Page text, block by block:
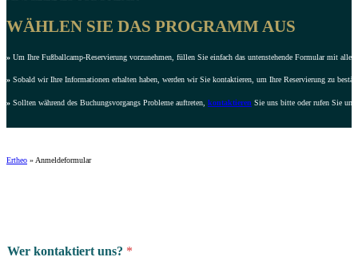
WÄHLEN SIE DAS PROGRAMM AUS
» Um Ihre Fußballcamp-Reservierung vorzunehmen, füllen Sie einfach das untenstehende Formular mit
» Sobald wir Ihre Informationen erhalten haben, werden wir Sie kontaktieren, um Ihre Reservierung zu
» Sollten während des Buchungsvorgangs Probleme auftreten, kontaktieren Sie uns bitte oder rufen Sie
Ertheo » Anmeldeformular
Wer kontaktiert uns? *